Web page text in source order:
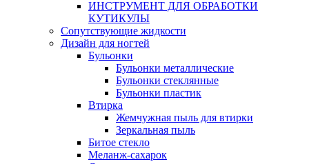
ИНСТРУМЕНТ ДЛЯ ОБРАБОТКИ
КУТИКУЛЫ
Сопутствующие жидкости
Дизайн для ногтей
Бульонки
Бульонки металлические
Бульонки стеклянные
Бульонки пластик
Втирка
Жемчужная пыль для втирки
Зеркальная пыль
Битое стекло
Меланж-сахарок